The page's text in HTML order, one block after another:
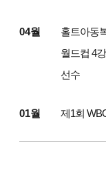
04월
홀트아동
월드컵 4
선수
01월 제1회